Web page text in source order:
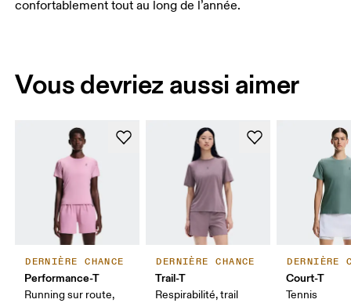
confortablement tout au long de l’année.
Vous devriez aussi aimer
DERNIÈRE CHANCE
Performance-T
Running sur route,
DERNIÈRE CHANCE
Trail-T
Respirabilité, trail
DERNIÈRE
Court-T
Tennis